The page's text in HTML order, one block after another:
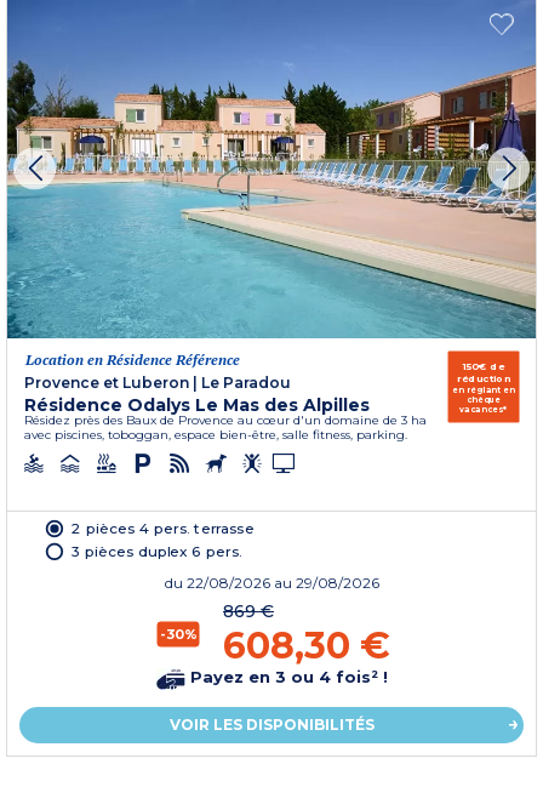
Location en Résidence Référence
Provence et Luberon | Le Paradou
Résidence Odalys Le Mas des Alpilles
Résidez près des Baux de Provence au cœur d'un domaine de 3 ha
avec piscines, toboggan, espace bien-être, salle fitness, parking.
150€ de
réduction
en réglant en
chèque
vacances*
2 pièces 4 pers. terrasse
3 pièces duplex 6 pers.
du 22/08/2026 au 29/08/2026
-30%
869 €
608,30 €
Payez en 3 ou 4 fois² !
VOIR LES DISPONIBILITÉS